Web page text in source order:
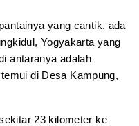
yang cantik, ada
Yogyakarta yang
antaranya adalah
di Desa Kampung,
23 kilometer ke